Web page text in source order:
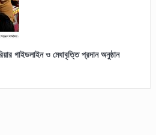
গাইডলাইন ও মেধাবৃত্তি প্রদান অনুষ্ঠান